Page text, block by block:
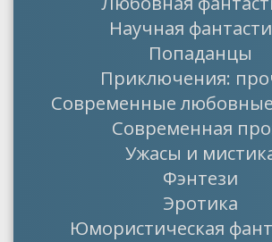
Научная
Попаданцы
Приключения:
Современные
Современная
Ужасы и
Фэнтези
Эротика
Юмористическая